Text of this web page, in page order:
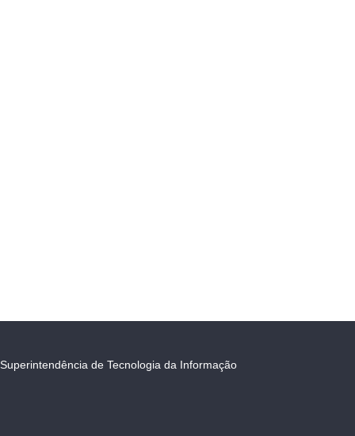
Superintendência de Tecnologia da Informação